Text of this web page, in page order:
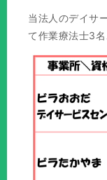
当法人のデイサ
て作業療法士3